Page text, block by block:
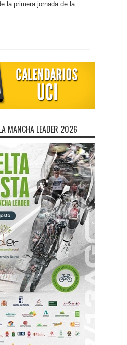
la primera jornada de la
MANCHA LEADER 2026